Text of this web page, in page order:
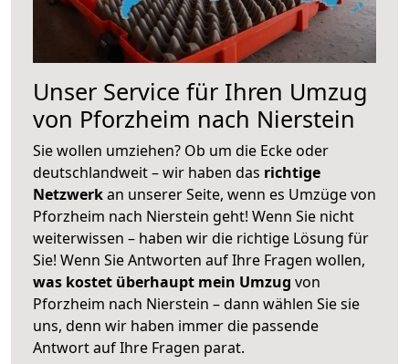
Unser Service für Ihren Umzug
von Pforzheim nach Nierstein
Sie wollen umziehen? Ob um die Ecke oder
deutschlandweit – wir haben das richtige
Netzwerkan unserer Seite, wenn es Umzüge von
Pforzheim nach Nierstein geht! Wenn Sie nicht
weiterwissen – haben wir die richtige Lösung für
Sie! Wenn Sie Antworten auf Ihre Fragen wollen,
was kostet überhaupt mein Umzug von
Pforzheim nach Nierstein – dann wählen Sie sie
uns, denn wir haben immer die passende
Antwort auf Ihre Fragen parat.